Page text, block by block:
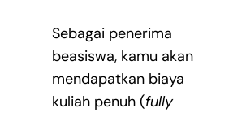
Sebagai penerima
beasiswa, kamu akan
mendapatkan biaya
kuliah penuh (fully